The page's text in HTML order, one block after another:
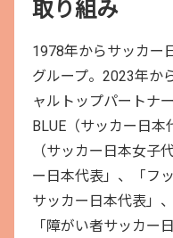
取り組み
1978年からサッカー
グループ。2023年か
ャルトップパートナ
BLUE（サッカー日
（サッカー日本女子
ー日本代表」、「フ
サッカー日本代表」
「障がい者サッカー